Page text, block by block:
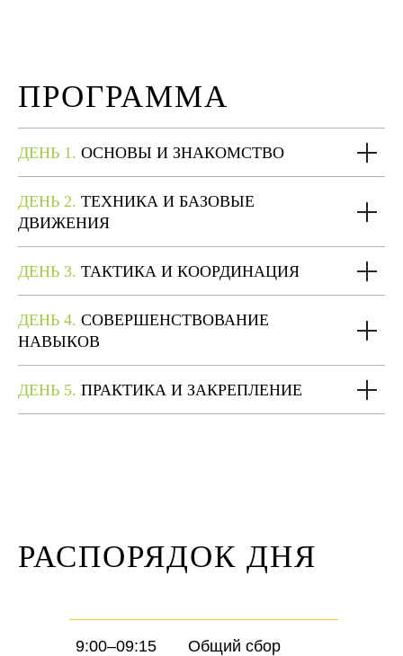
ПРОГРАММА
ДЕНЬ 1. ОСНОВЫ И ЗНАКОМСТВО
ДЕНЬ 2. ТЕХНИКА И БАЗОВЫЕ
ДВИЖЕНИЯ
ДЕНЬ 3. ТАКТИКА И КООРДИНАЦИЯ
ДЕНЬ 4. СОВЕРШЕНСТВОВАНИЕ
НАВЫКОВ
ДЕНЬ 5. ПРАКТИКА И ЗАКРЕПЛЕНИЕ
РАСПОРЯДОК ДНЯ
9:00–09:15 Общий сбор